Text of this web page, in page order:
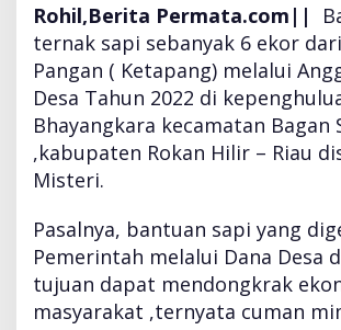
a
n
P
a
n
g
n
d
i
e
p
Rohil,Berita Permata.com||
ternak sapi sebanyak 6 ekor
Pangan ( Ketapang) melalui
Desa Tahun 2022 di
Bhayangkara kecamatan Bagan
,kabupaten Rokan Hilir – Riau
Misteri.
Pasalnya, bantuan sapi yang
Pemerintah melalui Dana Desa
tujuan dapat mendongkrak
masyarakat ,ternyata cuman